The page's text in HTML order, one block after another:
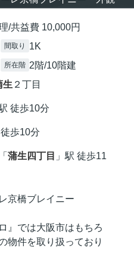
/共益費 10,000円
間取り 1K
所在階 2階/10階建
生 ２丁目
徒歩10分
歩10分
蒲生四丁目 」駅 徒歩11
京橋ブレイニー
』では大阪市はもちろ
物件を取り扱っており